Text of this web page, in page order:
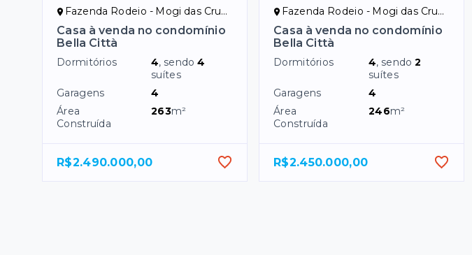
Fazenda Rodeio - Mogi das Cruzes/SP
Casa à venda no condomínio
Bella Città
Dormitórios 4, sendo4
suítes
Garagens
4
Área
Construída
263m²
R$2.490.000,00
Fazenda Rodeio - Mogi das Cruzes/SP
Casa à venda no condomínio
Bella Città
Dormitórios 4, sendo2
suítes
Garagens
4
Área
Construída
246m²
R$2.450.000,00